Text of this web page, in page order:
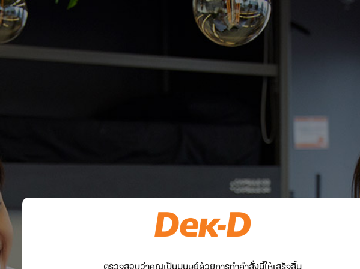
ตรวจสอบว่าคุณเป็นมนุษย์ด้วยการทำคำสั่งนี้ให้เสร็จสิ้น